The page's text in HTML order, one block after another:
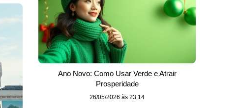
Ano Novo: Como Usar Verde e Atrair
Prosperidade
26/05/2026 às 23:14